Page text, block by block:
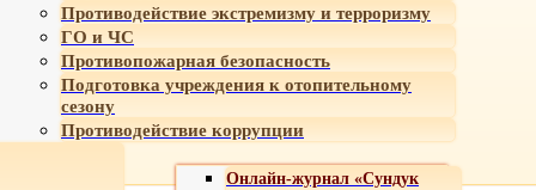
Противодействие экстремизму и терроризму
ГО и ЧС
Противопожарная безопасность
Подготовка учреждения к отопительному
сезону
Противодействие коррупции
Онлайн-журнал «Сундук